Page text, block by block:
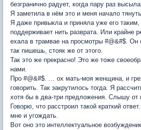
безгранично радует, когда пару раз
Я заметила в нём это и меня начало
Я даже привыкла и приняла уже его таким,
поддерживает нить разврата. Или крайне
ехала в трамвае на просмотры #@&#$. Он
так пишешь, стояк же от этого.
Так это же прекрасно! Это же тоже
нами.
Про #@&#$. … ох мать-моя женщина, и
говорить. Так закрутилось тогда. Я
хотя бы в два-три предложения. Слышу от
Говорю, что расстроил такой краткий
мне и угождать.
Вот оно это интеллектуальное